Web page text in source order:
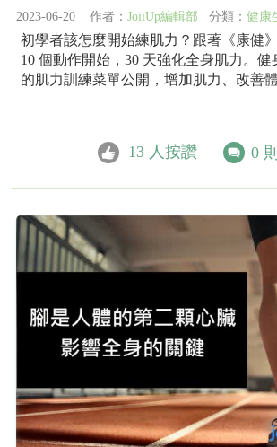
2023-06-20 作者： JoiiUp編輯部 分類： 健康
初學者該怎麼開始練肌力？跟著《康健
10 個動作開始，30 天強化全身肌力。
的肌力訓練菜單公開，增加肌力、改善
13 人按讚 0